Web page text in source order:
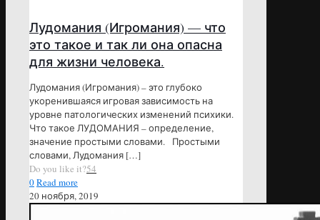
Лудомания (Игромания) — что
это такое и так ли она опасна
для жизни человека.
Лудомания (Игромания) – это глубоко
укоренившаяся игровая зависимость на
уровне патологических изменений психики.
Что такое ЛУДОМАНИЯ – определение,
значение простыми словами. Простыми
словами, Лудомания […]
Do you like it?54
0Read more
20 ноября, 2019